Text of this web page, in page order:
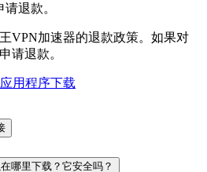
退款。
VPN加速器的退款政策。如果对
请退款。
用程序下载
哪里下载？它安全吗？